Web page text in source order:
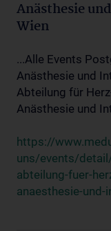
Anästhesie
Wien
...Alle Events
Anästhesie und
Abteilung für
Anästhesie und
https://
uns/events/
abteilung-fuer-
anaesthesie-und-